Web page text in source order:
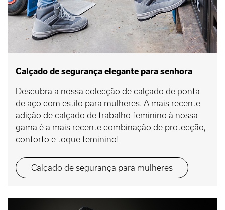
Calçado de segurança elegante para senhora
Descubra a nossa colecção de calçado de ponta
de aço com estilo para mulheres. A mais recente
adição de calçado de trabalho feminino à nossa
gama é a mais recente combinação de protecção,
conforto e toque feminino!
Calçado de segurança para mulheres